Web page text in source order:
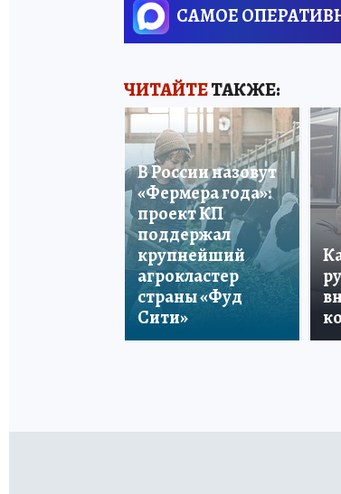
САМОЕ
ЧИТАЙТЕТАКЖЕ:
В России назовут
«Фермера года»:
проект КП
поддержал
крупнейший
агрокластер
страны «Фуд
Сити»